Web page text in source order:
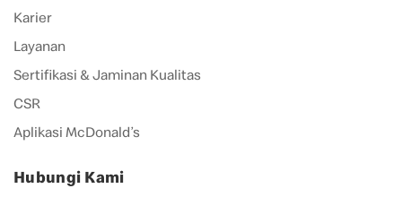
Karier
Layanan
Sertifikasi & Jaminan Kualitas
CSR
Aplikasi McDonald’s
Hubungi Kami